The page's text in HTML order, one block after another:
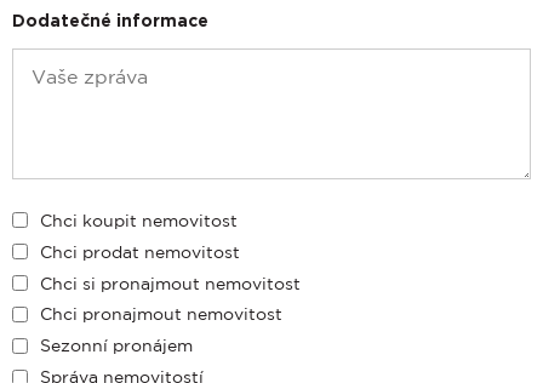
Dodatečné informace
Chci koupit nemovitost
Chci prodat nemovitost
Chci si pronajmout nemovitost
Chci pronajmout nemovitost
Sezonní pronájem
Správa nemovitostí